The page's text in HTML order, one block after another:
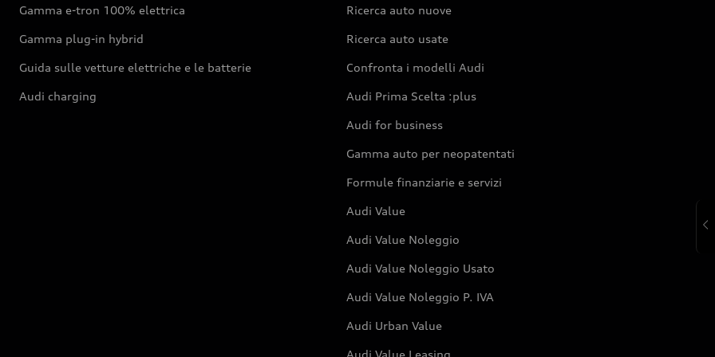
Gamma e-tron 100% elettrica
Gamma plug-in hybrid
Guida sulle vetture elettriche e le batterie
Audi charging
Ricerca auto nuove
Ricerca auto usate
Confronta i modelli Audi
Audi Prima Scelta :plus
Audi for business
Gamma auto per neopatentati
Formule finanziarie e servizi
Audi Value
Audi Value Noleggio
Audi Value Noleggio Usato
Audi Value Noleggio P. IVA
Audi Urban Value
Audi Value Leasing